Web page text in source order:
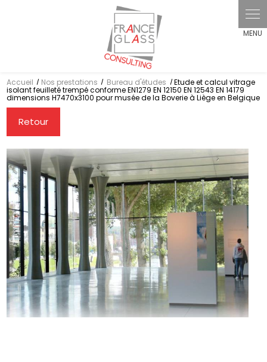
Accueil Nos prestations Bureau d'études Etude et calcul vitrage
isolant feuilleté trempé conforme EN1279 EN 12150 EN 12543 EN 14179
dimensions H7470x3100 pour musée de la Boverie à Liège en Belgique
Retour
Panneau de gestion des cookies